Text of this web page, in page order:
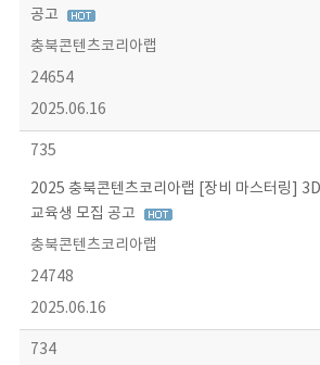
공고
충북콘텐츠코리아랩
24654
2025.06.16
735
2025 충북콘텐츠코리아랩 [장비 마스터링]
교육생 모집 공고
충북콘텐츠코리아랩
24748
2025.06.16
734